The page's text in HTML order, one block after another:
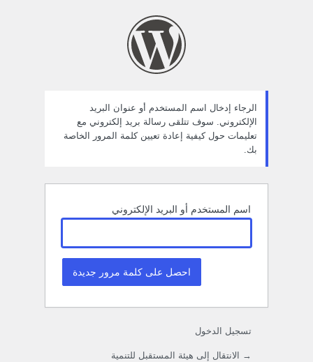
الرجاء إدخال اسم المستخدم أو عنوان البريد
الإلكتروني. سوف تتلقى رسالة بريد إلكتروني مع
تعليمات حول كيفية إعادة تعيين كلمة المرور الخاصة
بك.
اسم المستخدم أو البريد الإلكتروني
تسجيل الدخول
→ الانتقال إلى هيئة المستقبل للتنمية